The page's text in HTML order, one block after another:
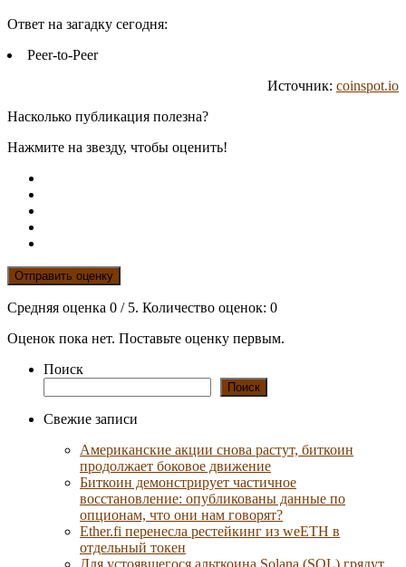
Ответ на загадку сегодня:
Peer-to-Peer
Источник: coinspot.io
Насколько публикация полезна?
Нажмите на звезду, чтобы оценить!
Отправить оценку
Средняя оценка 0 / 5. Количество оценок: 0
Оценок пока нет. Поставьте оценку первым.
Поиск
Поиск
Свежие записи
Американские акции снова растут, биткоин
продолжает боковое движение
Биткоин демонстрирует частичное
восстановление: опубликованы данные по
опционам, что они нам говорят?
Ether.fi перенесла рестейкинг из weETH в
отдельный токен
Для устоявшегося альткоина Solana (SOL) грядут